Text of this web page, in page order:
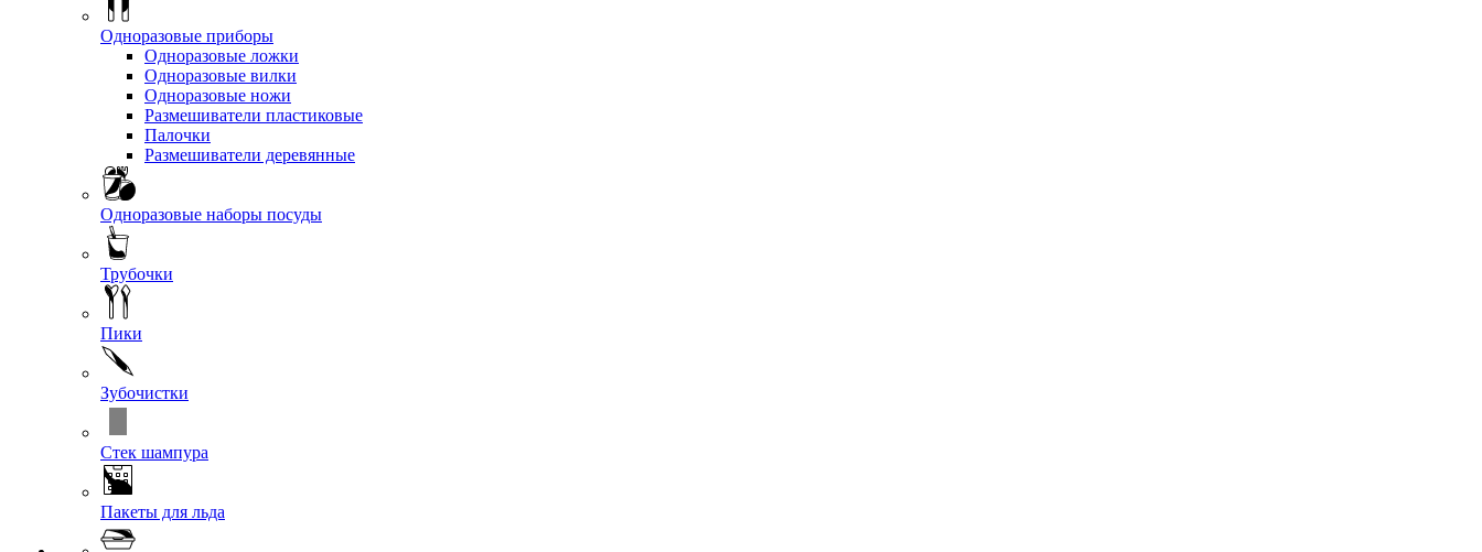
Одноразовые приборы
Одноразовые ложки
Одноразовые вилки
Одноразовые ножи
Размешиватели пластиковые
Палочки
Размешиватели деревянные
Одноразовые наборы посуды
Трубочки
Пики
Зубочистки
Стек шампура
Пакеты для льда